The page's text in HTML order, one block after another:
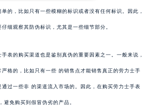
的，比如只有一些模糊的标识或者没有任何标识。因此，
细观察其防伪标识，尤其是一些细节部分。
的购买渠道也是鉴别真伪的重要因素之一。一般来说，
格的，比如只有一些 的销售点才能销售真正的劳力士手
过一些非 的渠道流入市场的。因此，在购买劳力士手表
避免购买到假冒伪劣的产品。